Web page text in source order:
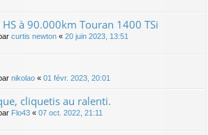
à 90.000km Touran 1400 TSi
curtis newton « 20 juin 2023, 13:51
nikolao « 01 févr. 2023, 20:01
cliquetis au ralenti.
Flo43 « 07 oct. 2022, 21:11